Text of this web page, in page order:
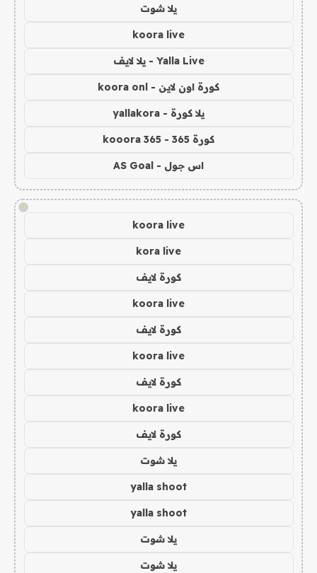
يلا شوت
koora live
Yalla Live - يلا لايف
كورة اون لاين - koora onl
يلا كورة - yallakora
كورة 365 - kooora 365
اس جول - AS Goal
!
koora live
kora live
كورة لايف
koora live
كورة لايف
koora live
كورة لايف
koora live
كورة لايف
يلا شوت
yalla shoot
yalla shoot
يلا شوت
يلا شوت